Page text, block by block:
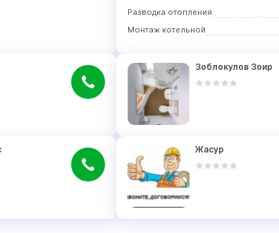
Разводка отопления
Монтаж котельной
Зоблокулов Зоир
Жасур